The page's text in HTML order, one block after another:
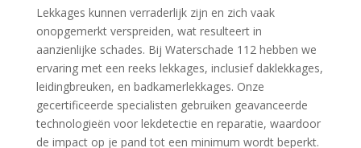
Lekkages kunnen verraderlijk zijn en zich vaak
onopgemerkt verspreiden, wat resulteert in
aanzienlijke schades.​ Bij Waterschade 112 hebben we
ervaring met een reeks lekkages, inclusief daklekkages,
leidingbreuken, en badkamerlekkages.​ Onze
gecertificeerde specialisten gebruiken geavanceerde
technologieën voor lekdetectie en reparatie, waardoor
de impact op je pand tot een minimum wordt beperkt.​